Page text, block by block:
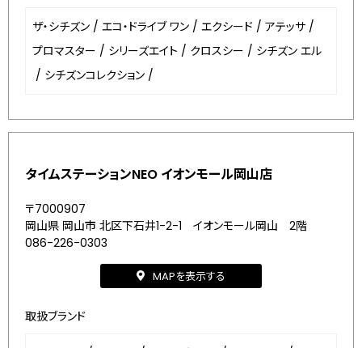
ザ・シチズン / エコ・ドライブ ワン / エクシード / アテッサ /
プロマスター / シリーズエイト / クロスシー / シチズン エル
/ シチズンコレクション /
タイムステーションNEO イオンモール岡山店
〒7000907
岡山県 岡山市 北区下石井1-2-1 イオンモール岡山 2階
086-226-0303
MAPを表示する
取扱ブランド